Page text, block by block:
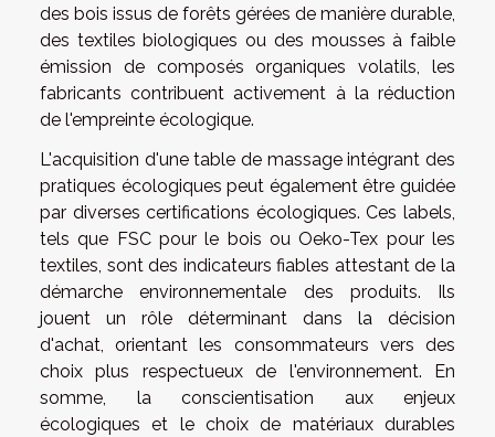
des bois issus de forêts gérées de manière durable,
des textiles biologiques ou des mousses à faible
émission de composés organiques volatils, les
fabricants contribuent activement à la réduction
de l'empreinte écologique.
L'acquisition d'une table de massage intégrant des
pratiques écologiques peut également être guidée
par diverses certifications écologiques. Ces labels,
tels que FSC pour le bois ou Oeko-Tex pour les
textiles, sont des indicateurs fiables attestant de la
démarche environnementale des produits. Ils
jouent un rôle déterminant dans la décision
d'achat, orientant les consommateurs vers des
choix plus respectueux de l'environnement. En
somme, la conscientisation aux enjeux
écologiques et le choix de matériaux durables